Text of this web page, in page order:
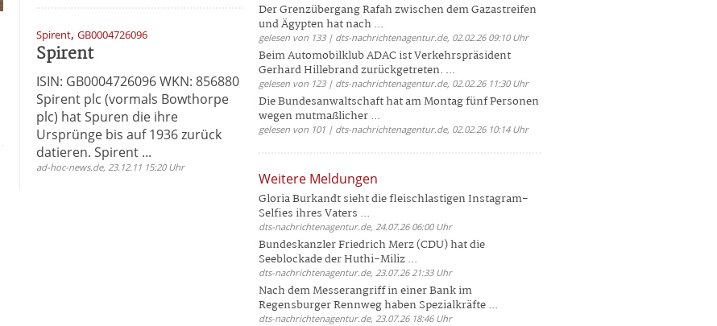
Spirent, GB0004726096
Spirent
ISIN: GB0004726096 WKN: 856880
Spirent plc (vormals Bowthorpe
plc) hat Spuren die ihre
Ursprünge bis auf 1936 zurück
datieren. Spirent ...
ad-hoc-news.de, 23.12.11 15:20 Uhr
Der Grenzübergang Rafah zwischen dem Gazastreifen
und Ägypten hat nach ...
gelesen von 133 | dts-nachrichtenagentur.de, 02.02.26 09:10 Uhr
Beim Automobilklub ADAC ist Verkehrspräsident
Gerhard Hillebrand zurückgetreten. ...
gelesen von 123 | dts-nachrichtenagentur.de, 02.02.26 11:30 Uhr
Die Bundesanwaltschaft hat am Montag fünf Personen
wegen mutmaßlicher ...
gelesen von 101 | dts-nachrichtenagentur.de, 02.02.26 10:14 Uhr
Weitere Meldungen
Gloria Burkandt sieht die fleischlastigen Instagram-
Selfies ihres Vaters ...
dts-nachrichtenagentur.de, 24.07.26 06:00 Uhr
Bundeskanzler Friedrich Merz (CDU) hat die
Seeblockade der Huthi-Miliz ...
dts-nachrichtenagentur.de, 23.07.26 21:33 Uhr
Nach dem Messerangriff in einer Bank im
Regensburger Rennweg haben Spezialkräfte ...
dts-nachrichtenagentur.de, 23.07.26 18:46 Uhr